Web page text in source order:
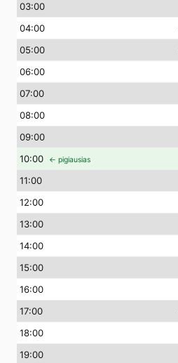
03:00
04:00
05:00
06:00
07:00
08:00
09:00
10:00 ← pigiausias
11:00
12:00
13:00
14:00
15:00
16:00
17:00
18:00
19:00